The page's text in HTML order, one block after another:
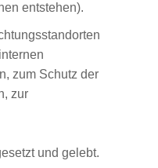
entstehen).
zum Schutz der
zur
und gelebt.